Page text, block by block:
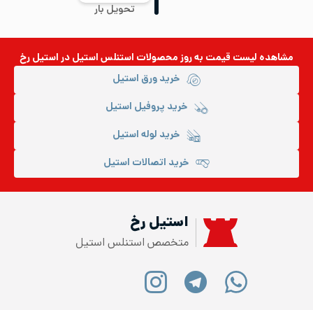
تحویل بار
مشاهده لیست قیمت به روزمحصولات استنلس استیلدر استیل رخ
خرید ورق استیل
خرید پروفیل استیل
خرید لوله استیل
خرید اتصالات استیل
استیل رخ
متخصص استنلس استیل